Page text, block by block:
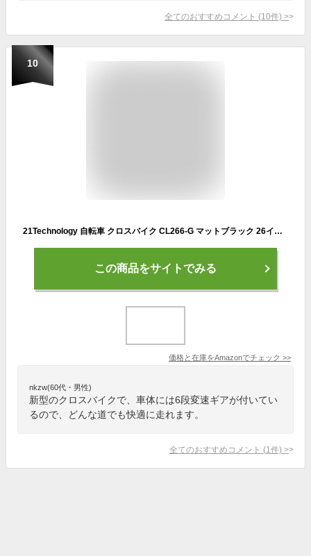
全てのおすすめコメント (10件) >
10
21Technology 自転車 クロスバイク CL266-G マットブラック 26インチ シマノ製6段変速 レボシフター フラットハンドルバー 前後Vブレーキ
この商品をサイトでみる
価格と在庫をAmazonでチェック >>
nkzw(60代・男性)
新型のクロスバイクで、車体には6段変速ギアが付いてい
るので、どんな道でも快適に走れます。
全てのおすすめコメント (1 件) >